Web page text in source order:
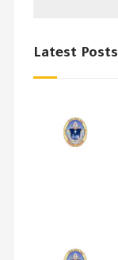
Latest Posts